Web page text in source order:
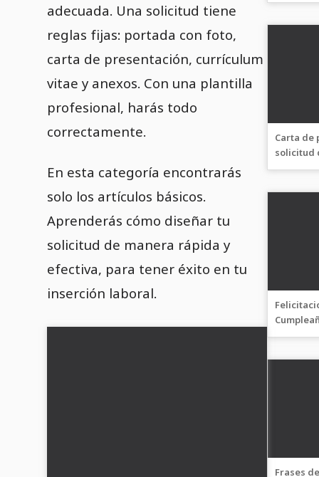
Carta de
solicitud
Mejores
Frases
adecuada. Una solicitud tiene
reglas fijas: portada con foto,
carta de presentación, currículum
vitae y anexos. Con una plantilla
profesional, harás todo
correctamente.
En esta categoría encontrarás
solo los artículos básicos.
Aprenderás cómo diseñar tu
solicitud de manera rápida y
efectiva, para tener éxito en tu
inserción laboral.